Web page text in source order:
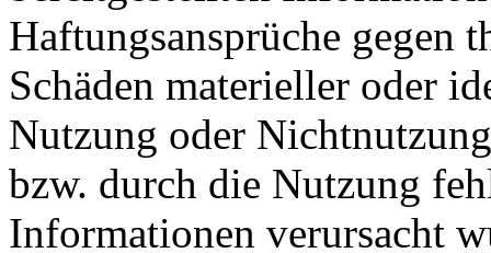
Haftungsansprüche gegen
Schäden materieller oder
Nutzung oder
bzw. durch die Nutzung
Informationen verursacht